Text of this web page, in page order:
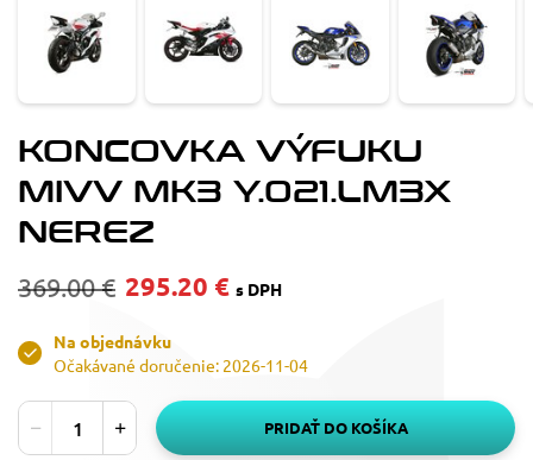
KONCOVKA VÝFUKU
MIVV MK3 Y.021.LM3X
NEREZ
369.00 € 295.20 € s DPH
Na objednávku
Očakávané doručenie: 2026-11-04
PRIDAŤ DO KOŠÍKA